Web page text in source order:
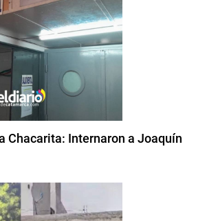
Chacarita: Internaron a Joaquín